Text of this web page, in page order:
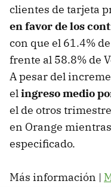
clientes de tarjeta
en favor de los
con que el 61.4%
frente al 58.8% de
A pesar del
elingreso medio
el de otros
en Orange
especificado.
Más información |